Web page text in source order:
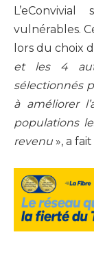
vulnérables.
lors du choix
et les 4
sélectionnés
à améliorer
populations
revenu », a